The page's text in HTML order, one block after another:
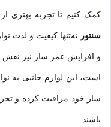
کمک کنیم تا تجربه بهتری
سنتور نه‌تنها کیفیت و لذت
و افزایش عمر ساز نیز
است، این لوازم جانبی به
ساز خود مراقبت کرده و
باشند.